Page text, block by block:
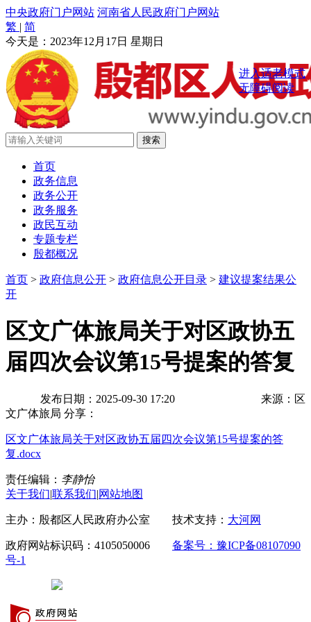
中央政府门户网站 河南省人民政府门户网站
繁 | 简
今天是： 2023年12月17日 星期日
进入适老模式
无障碍阅读
首页
政务信息
政务公开
政务服务
政民互动
专题专栏
殷都概况
首页 > 政府信息公开 > 政府信息公开目录 > 建议提案结果公
开
区文广体旅局关于对区政协五
届四次会议第15号提案的答复
发布日期：2025-09-30 17:20
来源：区
文广体旅局 分享：
区文广体旅局关于对区政协五届四次会议第15号提案的答
复.docx
责任编辑： 李静怡
关于我们|联系我们|网站地图
主办：殷都区人民政府办公室 技术支持： 大河网
政府网站标识码：4105050006 备案号：豫ICP备08107090
号-1